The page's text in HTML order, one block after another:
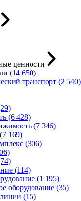
ценности
(14 650)
транспорт (2 540)
(6 428)
(7 346)
169)
(306)
(114)
(1 195)
оборудование (35)
(15)